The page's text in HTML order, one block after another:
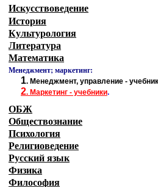
Искусствоведение
История
Культурология
Литература
Математика
Менеджмент; маркетинг:
1. Менеджмент, управление -
2. Маркетинг - учебники.
ОБЖ
Обществознание
Психология
Религиоведение
Русский язык
Физика
Философия